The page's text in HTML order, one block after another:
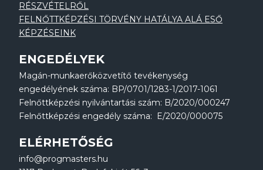
RÉSZVÉTELRŐL
FELNŐTTKÉPZÉSI TÖRVÉNY HATÁLYA ALÁ ESŐ
KÉPZÉSEINK
ENGEDÉLYEK
Magán-munkaerőközvetítő tevékenység
engedélyének száma: BP/0701/1283-1/2017-1061
Felnőttképzési nyilvántartási szám: B/2020/000247
Felnőttképzési engedély száma: E/2020/000075
ELÉRHETŐSÉG
info@progmasters.hu